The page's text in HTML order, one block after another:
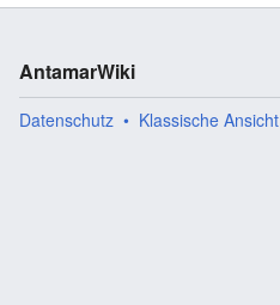
AntamarWiki
Datenschutz Klassische Ansicht